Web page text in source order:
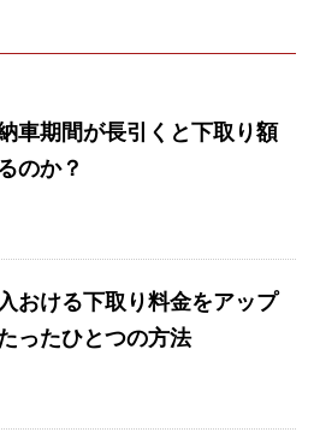
車期間が長引くと下取り額
のか？
おける下取り料金をアップ
ったひとつの方法